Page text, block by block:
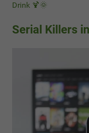
Drink 🍹🌞
Serial Killers